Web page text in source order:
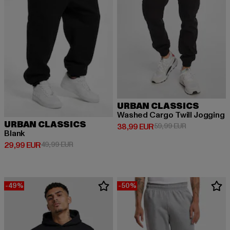
URBAN CLASSICS
Blank
29,99 EUR
Derzeitiger Preis: 29,99 EUR
49,99 EURAktionspreis: 49,99 EUR
URBAN CLASSICS
Washed Cargo Twill Jogging
38,99 EUR
Derzeitiger Preis: 38,99 EUR
59,99 EURAktionspreis:
-49% -50%